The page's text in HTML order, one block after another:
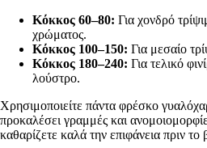
Κόκκος 60–80: Για χονδρό
χρώματος.
Κόκκος 100–150: Για μεσαίο
Κόκκος 180–240: Για τελικό
λούστρο.
Χρησιμοποιείτε πάντα φρέσκο
προκαλέσει γραμμές και
καθαρίζετε καλά την επιφάνεια πριν το